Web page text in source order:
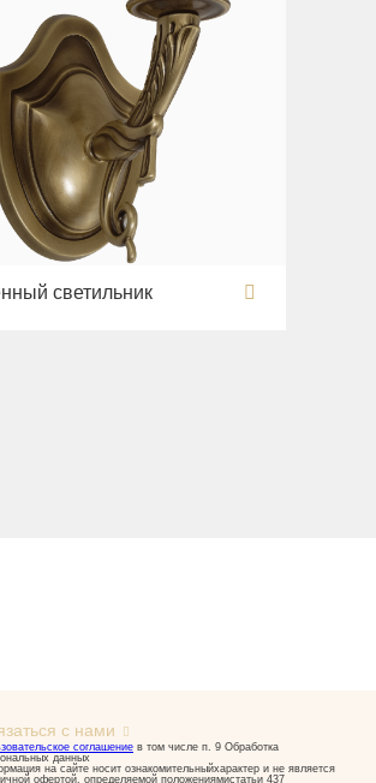
светильник
с нами
соглашение в том числе п. 9 Обработка
данных
на сайте носит ознакомительныйхарактер и не является
офертой, определяемой положениямистатьи 437